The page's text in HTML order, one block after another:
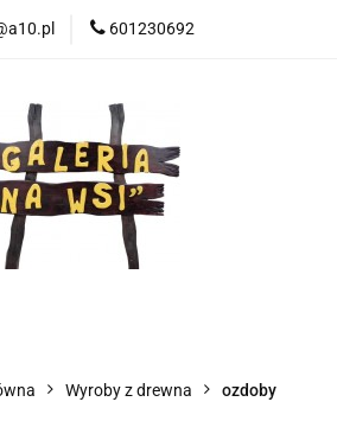
601230692
Wyroby z drewna ozdoby